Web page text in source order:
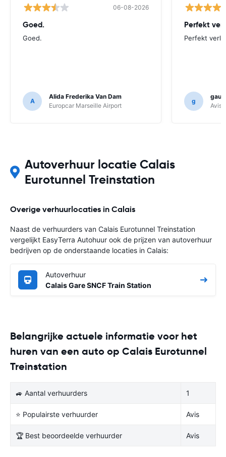
06-08-2026
Goed.
Goed.
A
Alida Frederika Van Dam
Europcar Marseille Airport
Perfekt
Perfekt
g
Avis
Autoverhuur locatie Calais
Eurotunnel Treinstation
Overige verhuurlocaties in Calais
Naast de verhuurders van Calais Eurotunnel Treinstation
vergelijkt EasyTerra Autohuur ook de prijzen van autoverhuur
bedrijven op de onderstaande locaties in Calais:
Autoverhuur
Calais Gare SNCF Train Station
Belangrijke actuele informatie voor het
huren van een auto op Calais Eurotunnel
Treinstation
🚙 Aantal verhuurders 1
⭐ Populairste verhuurder Avis
🏆 Best beoordeelde verhuurder Avis